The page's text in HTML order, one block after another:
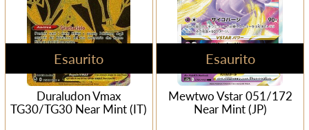
Esaurito
Duraludon Vmax
TG30/TG30 Near Mint (IT)
Esaurito
Mewtwo Vstar 051/172
Near Mint (JP)